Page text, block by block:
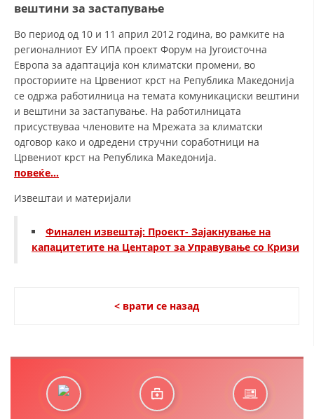
вештини за застапување
Во период од 10 и 11 април 2012 година, во рамките на
регионалниот ЕУ ИПА проект Форум на Југоисточна
Европа за адаптација кон климатски промени, во
просториите на Црвениот крст на Република Македонија
се одржа работилница на темата комуникациски вештини
и вештини за застапување. На работилницата
присуствуваа членовите на Мрежата за климатски
одговор како и одредени стручни соработници на
Црвениот крст на Република Македонија.
повеќе…
Извештаи и материјали
Финален извештај: Проект- Зајакнување на
капацитетите на Центарот за Управување со Кризи
< врати се назад